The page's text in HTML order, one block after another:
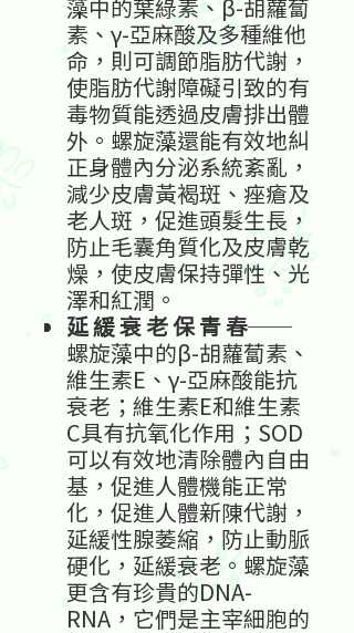
藻中的葉綠素、β-胡蘿蔔
素、γ-亞麻酸及多種維他
命，則可調節脂肪代謝，
使脂肪代謝障礙引致的有
毒物質能透過皮膚排出體
外。螺旋藻還能有效地糾
正身體內分泌系統紊亂，
減少皮膚黃褐斑、痤瘡及
老人斑，促進頭髮生長，
防止毛囊角質化及皮膚乾
燥，使皮膚保持彈性、光
澤和紅潤。
延緩衰老保青春──
螺旋藻中的β-胡蘿蔔素、
維生素E、γ-亞麻酸能抗
衰老；維生素E和維生素
C具有抗氧化作用；SOD
可以有效地清除體內自由
基，促進人體機能正常
化，促進人體新陳代謝，
延緩性腺萎縮，防止動脈
硬化，延緩衰老。螺旋藻
更含有珍貴的DNA-
RNA，它們是主宰細胞的